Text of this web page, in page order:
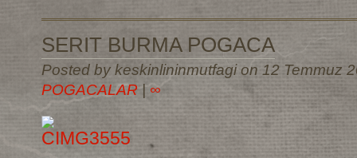
SERIT BURMA POGACA
Posted by keskinlininmutfagi on 12 Temmuz
POGACALAR |∞